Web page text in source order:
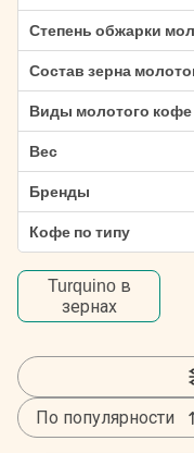
Степень обжарки
Состав зерна
Виды молотого кофе
Вес
Бренды
Кофе по типу
Turquino в
зернах
По популярности